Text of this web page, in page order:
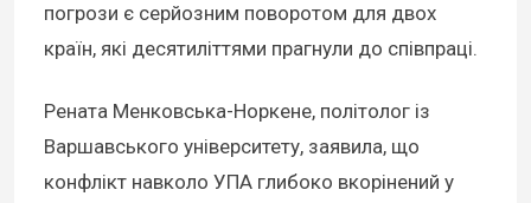
погрози є серйозним поворотом для двох
країн, які десятиліттями прагнули до співпраці.
Рената Менковська-Норкене, політолог із
Варшавського університету, заявила, що
конфлікт навколо УПА глибоко вкорінений у